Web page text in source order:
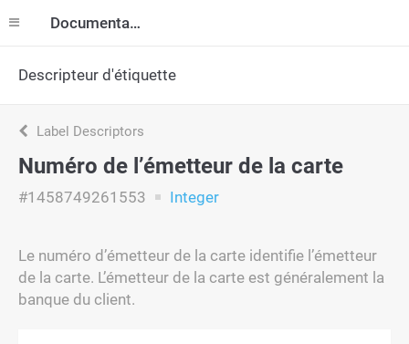
Documentation
Descripteur d'étiquette
Label Descriptors
Numéro de l’émetteur de la carte
#1458749261553 Integer
Le numéro d’émetteur de la carte identifie l’émetteur
de la carte. L’émetteur de la carte est généralement la
banque du client.